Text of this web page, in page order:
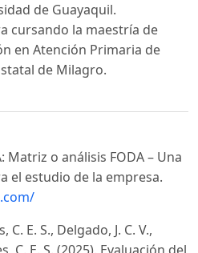
de Guayaquil.
cursando la maestría de
en Atención Primaria de
de Milagro.
Matriz o análisis FODA – Una
el estudio de la empresa.
C. E. S., Delgado, J. C. V.,